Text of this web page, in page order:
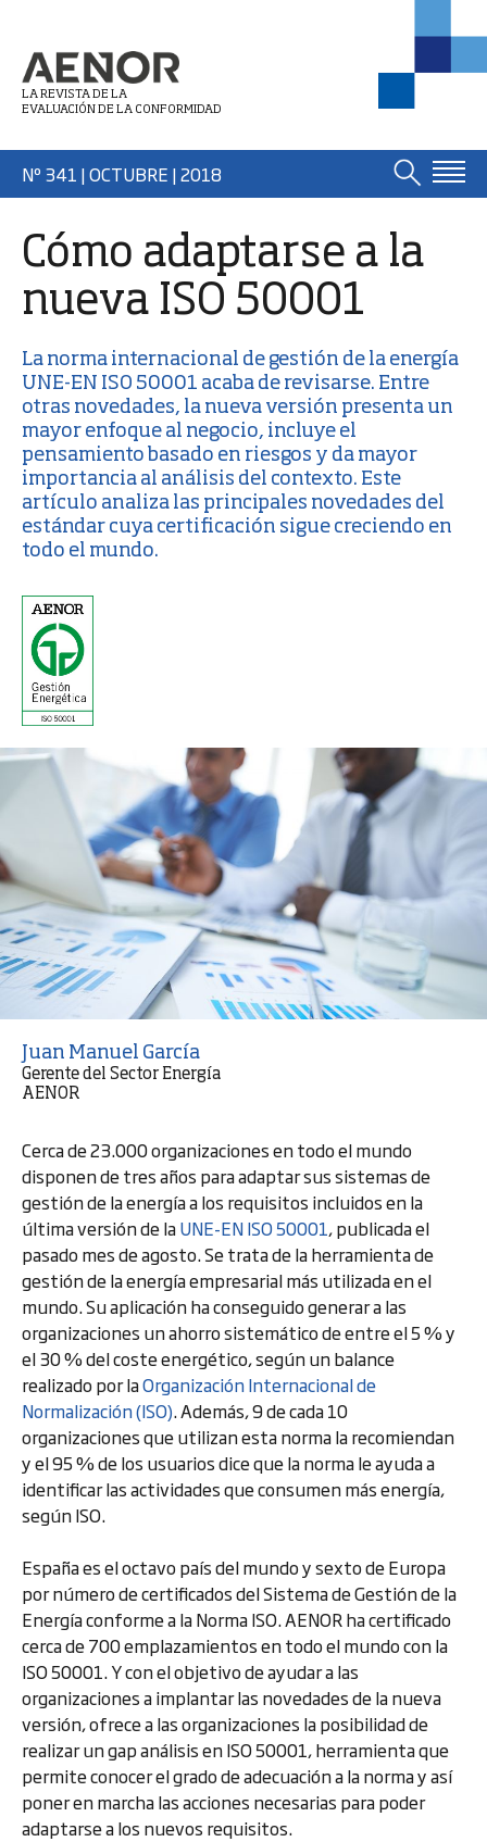
LA REVISTA DE LA
EVALUACIÓN DE LA CONFORMIDAD
Nº 341 | OCTUBRE | 2018
Cómo adaptarse a la
nueva ISO 50001
La norma internacional de gestión de la energía
UNE-EN ISO 50001 acaba de revisarse. Entre
otras novedades, la nueva versión presenta un
mayor enfoque al negocio, incluye el
pensamiento basado en riesgos y da mayor
importancia al análisis del contexto. Este
artículo analiza las principales novedades del
estándar cuya certificación sigue creciendo en
todo el mundo.
Juan Manuel García
Gerente del Sector Energía
AENOR
Cerca de 23.000 organizaciones en todo el mundo
disponen de tres años para adaptar sus sistemas de
gestión de la energía a los requisitos incluidos en la
última versión de laUNE-EN ISO 50001, publicada el
pasado mes de agosto. Se trata de la herramienta de
gestión de la energía empresarial más utilizada en el
mundo. Su aplicación ha conseguido generar a las
organizaciones un ahorro sistemático de entre el 5 % y
el 30 % del coste energético, según un balance
realizado por laOrganización Internacional de
Normalización (ISO). Además, 9 de cada 10
organizaciones que utilizan esta norma la recomiendan
y el 95 % de los usuarios dice que la norma le ayuda a
identificar las actividades que consumen más energía,
según ISO.
España es el octavo país del mundo y sexto de Europa
por número de certificados del Sistema de Gestión de la
Energía conforme a la Norma ISO. AENOR ha certificado
cerca de 700 emplazamientos en todo el mundo con la
ISO 50001. Y con el objetivo de ayudar a las
organizaciones a implantar las novedades de la nueva
versión, ofrece a las organizaciones la posibilidad de
realizar un gap análisis en ISO 50001, herramienta que
permite conocer el grado de adecuación a la norma y así
poner en marcha las acciones necesarias para poder
adaptarse a los nuevos requisitos.